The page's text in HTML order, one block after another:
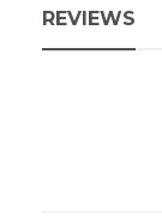
REVIEWS